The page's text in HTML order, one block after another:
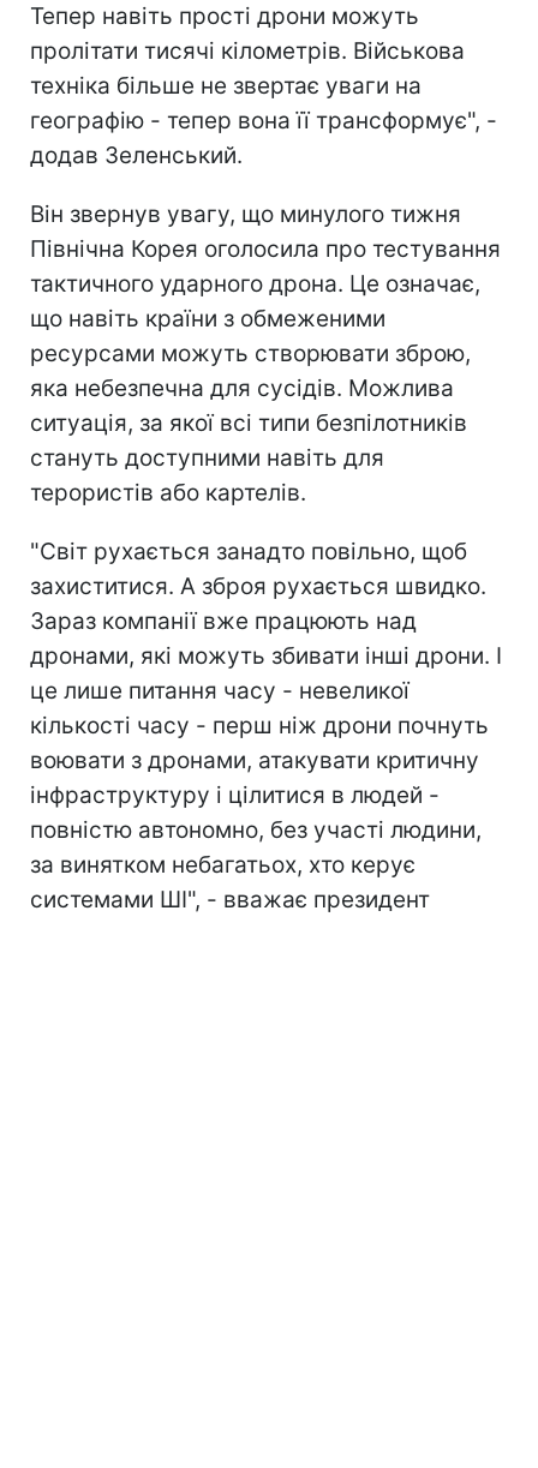
Тепер навіть прості дрони можуть
пролітати тисячі кілометрів. Військова
техніка більше не звертає уваги на
географію - тепер вона її трансформує", -
додав Зеленський.
Він звернув увагу, що минулого тижня
Північна Корея оголосила про тестування
тактичного ударного дрона. Це означає,
що навіть країни з обмеженими
ресурсами можуть створювати зброю,
яка небезпечна для сусідів. Можлива
ситуація, за якої всі типи безпілотників
стануть доступними навіть для
терористів або картелів.
"Світ рухається занадто повільно, щоб
захиститися. А зброя рухається швидко.
Зараз компанії вже працюють над
дронами, які можуть збивати інші дрони. І
це лише питання часу - невеликої
кількості часу - перш ніж дрони почнуть
воювати з дронами, атакувати критичну
інфраструктуру і цілитися в людей -
повністю автономно, без участі людини,
за винятком небагатьох, хто керує
системами ШІ", - вважає президент